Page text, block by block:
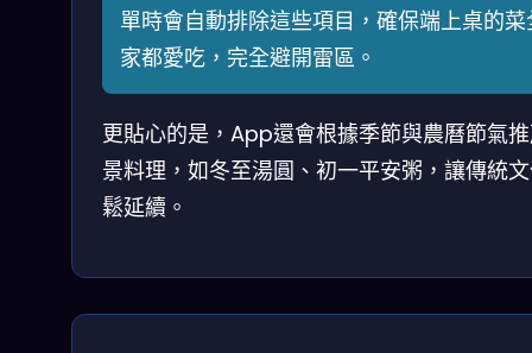
單時會自動排除這些項目，確保端上桌的菜
家都愛吃，完全避開雷區。
更貼心的是，App還會根據季節與農曆節氣
景料理，如冬至湯圓、初一平安粥，讓傳統
鬆延續。